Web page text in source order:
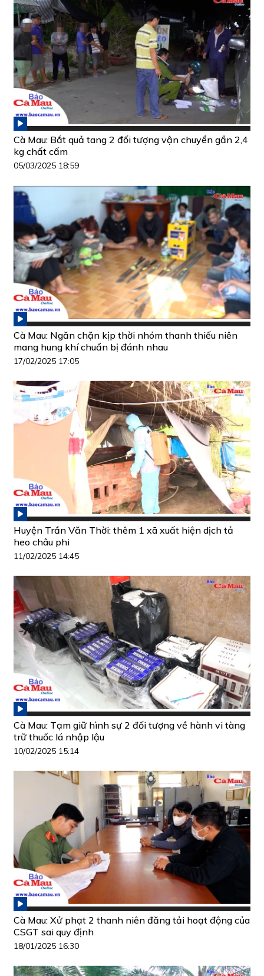
Cà Mau: Bắt quả tang 2 đối tượng vận chuyển gần 2,4
kg chất cấm
05/03/2025 18:59
Cà Mau: Ngăn chặn kịp thời nhóm thanh thiếu niên
mang hung khí chuẩn bị đánh nhau
17/02/2025 17:05
Huyện Trần Văn Thời: thêm 1 xã xuất hiện dịch tả
heo châu phi
11/02/2025 14:45
Cà Mau: Tạm giữ hình sự 2 đối tượng về hành vi tàng
trữ thuốc lá nhập lậu
10/02/2025 15:14
Cà Mau: Xử phạt 2 thanh niên đăng tải hoạt động của
CSGT sai quy định
18/01/2025 16:30